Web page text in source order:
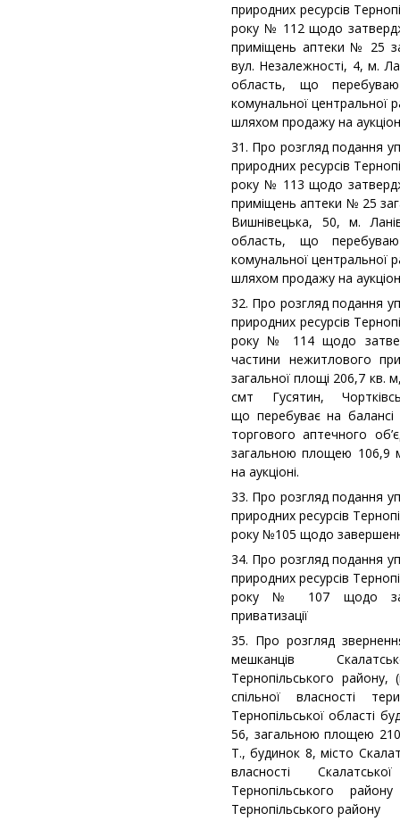
природних ресурсів
року № 112 щодо
приміщень аптеки № 25
вул. Незалежності, 4, м.
область, що
комунальної центральної
шляхом продажу на
31. Про розгляд подання
природних ресурсів
року № 113 щодо
приміщень аптеки № 25
Вишнівецька, 50, м.
область, що
комунальної центральної
шляхом продажу на
32. Про розгляд подання
природних ресурсів
року № 114 щодо
частини нежитлового
загальної площі 206,7 кв.
смт Гусятин,
що перебуває на
торгового аптечного
загальною площею 106,9
на аукціоні.
33. Про розгляд подання
природних ресурсів
року №105 щодо
34. Про розгляд подання
природних ресурсів
року № 107 щодо
приватизації
35. Про розгляд
мешканців
Тернопільського
спільної власності
Тернопільської області
56, загальною площею
Т., будинок 8, місто
власності
Тернопільського
Тернопільського району